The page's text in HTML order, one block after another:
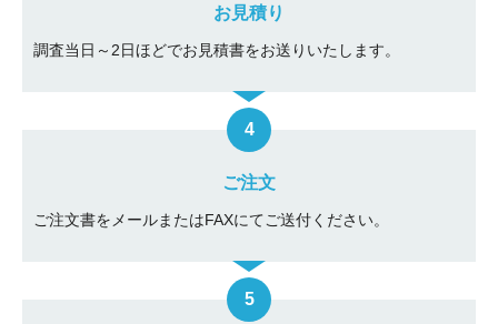
お見積り
調査当日～2日ほどでお見積書をお送りいたします。
ご注文
ご注文書をメールまたはFAXにてご送付ください。